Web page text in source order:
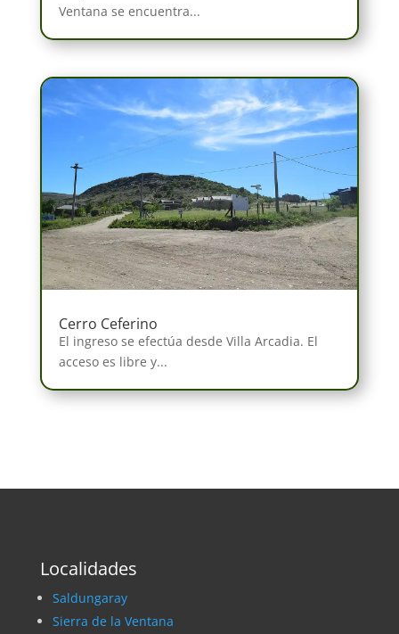
Ventana se encuentra...
Cerro Ceferino
El ingreso se efectúa desde Villa Arcadia. El
acceso es libre y...
Localidades
Saldungaray
Sierra de la Ventana